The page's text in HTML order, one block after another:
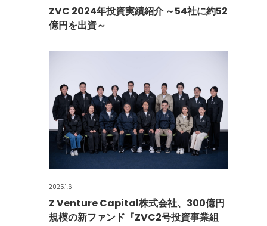
ZVC 2024年投資実績紹介 ～54社に約52
億円を出資～
2025.1.6
Z Venture Capital株式会社、300億円
規模の新ファンド『ZVC2号投資事業組